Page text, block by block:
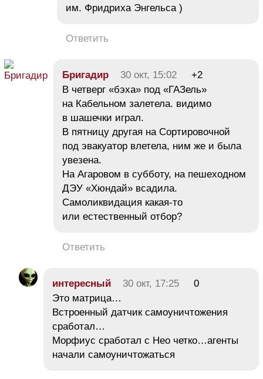
им. Фридриха Энгельса )
Ответить
Бригадир 30 окт, 15:02
+2
В четверг «бэха» под «ГАЗель»
на Кабельном залетела. видимо
в шашечки играл.
В пятницу другая на Сортировочной
под эвакуатор влетела, ним же и была
увезена.
На Агаровом в субботу, на пешеходном
ДЭУ «Хюндай» всадила.
Самоликвидация какая-то
или естественный отбор?
Ответить
интересный 30 окт, 17:25
0
Это матрица…
Встроенный датчик самоуничтожения
сработал…
Морфиус сработал с Нео четко…агенты
начали самоуничтожаться